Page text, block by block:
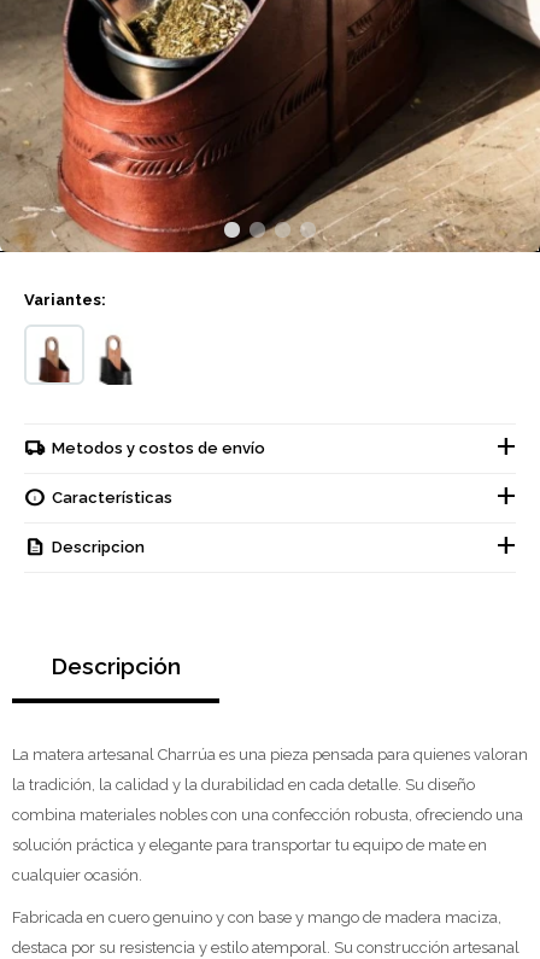
Variantes:
Metodos y costos de envío
Características
Descripcion
Descripción
La matera artesanal Charrúa es una pieza pensada para quienes valoran
la tradición, la calidad y la durabilidad en cada detalle. Su diseño
combina materiales nobles con una confección robusta, ofreciendo una
solución práctica y elegante para transportar tu equipo de mate en
cualquier ocasión.
Fabricada en cuero genuino y con base y mango de madera maciza,
destaca por su resistencia y estilo atemporal. Su construcción artesanal